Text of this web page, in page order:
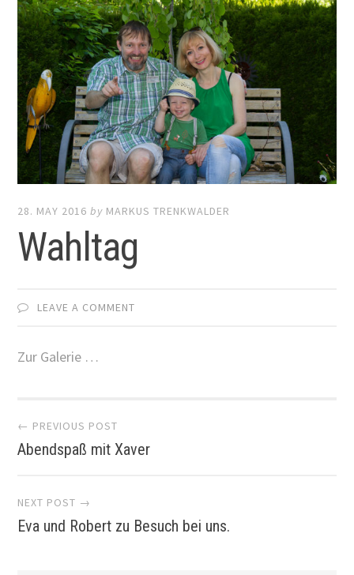
28. MAY 2016 by MARKUS TRENKWALDER
Wahltag
LEAVE A COMMENT
Zur Galerie …
Post
navigation
← PREVIOUS POST
Abendspaß mit Xaver
NEXT POST →
Eva und Robert zu Besuch bei uns.